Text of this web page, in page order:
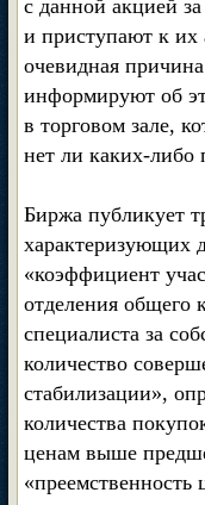
с данной акцией
и приступают к их
очевидная
информируют об
в торговом зале,
нет ли каких-либо
Биржа публикует
характеризующих
«коэффициент
отделения общего
специалиста за
количество
стабилизации»,
количества
ценам выше
«преемственность